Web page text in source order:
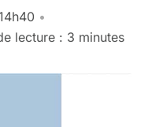
•
lecture : 3 minutes